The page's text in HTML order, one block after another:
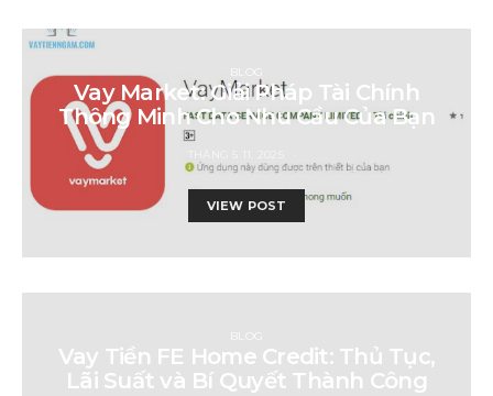
BLOG
Vay Market: Giải Pháp Tài Chính
Thông Minh Cho Nhu Cầu Của Bạn
VIEW POST
BLOG
Vay Tiền FE Home Credit: Thủ Tục,
Lãi Suất và Bí Quyết Thành Công